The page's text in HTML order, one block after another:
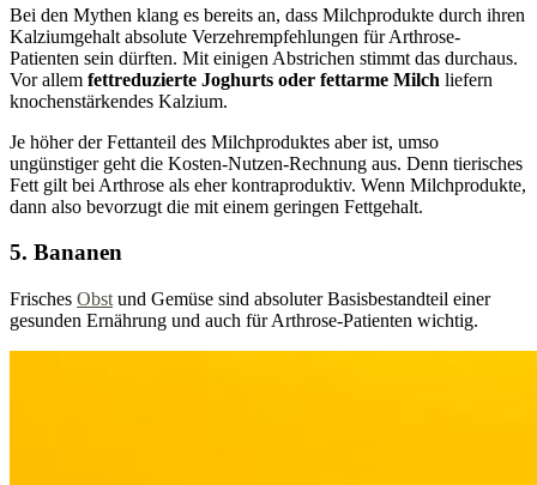
Bei den Mythen klang es bereits an, dass Milchprodukte durch ihren
Kalziumgehalt absolute Verzehrempfehlungen für Arthrose-
Patienten sein dürften. Mit einigen Abstrichen stimmt das durchaus.
Vor allem fettreduzierte Joghurts oder fettarme Milch liefern
knochenstärkendes Kalzium.
Je höher der Fettanteil des Milchproduktes aber ist, umso
ungünstiger geht die Kosten-Nutzen-Rechnung aus. Denn tierisches
Fett gilt bei Arthrose als eher kontraproduktiv. Wenn Milchprodukte,
dann also bevorzugt die mit einem geringen Fettgehalt.
5. Bananen
Frisches Obst und Gemüse sind absoluter Basisbestandteil einer
gesunden Ernährung und auch für Arthrose-Patienten wichtig.